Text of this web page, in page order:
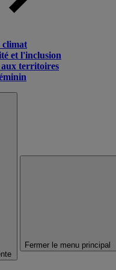
climat
et l'inclusion
territoires
Fermer le menu principal